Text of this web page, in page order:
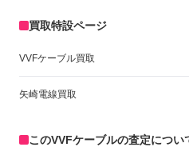
買取特設ページ
VVFケーブル買取
矢崎電線買取
このVVFケーブルの査定につい